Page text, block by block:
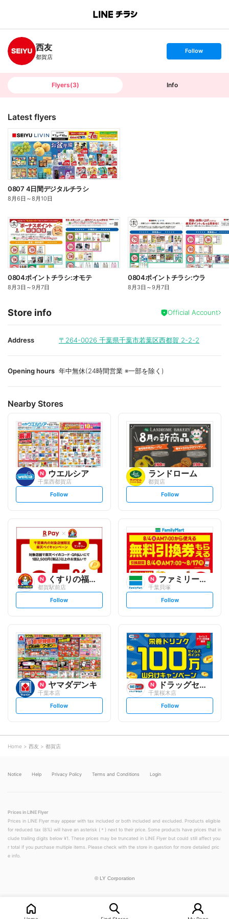
B
n
c
h
T
西友
都賀店
s
t
o
Follow
Flyers(3) Info
Latest flyers
0807 4日間デジタルチラシ
8月6日 ～8月10日
0804ポイントチラシ:オモテ
8月3日 ～9月7日
0804ポイントチラシ:ウラ
8月3日 ～9月7日
Store info Official Account
Address 〒264-0026 千葉県千葉市若葉区西都賀 2-2-2
Opening hours 年中無休(24時間営業 ※一部を除く)
Nearby Stores
ウエルシア
千葉西都賀店
s
t
l
o
w
Follow
ランドローム
都賀店
s
t
l
o
w
Follow
くすりの福太郎
都賀駅前店
s
t
l
o
w
Follow
ファミリーマート
千葉貝塚
s
t
l
o
w
Follow
ヤマダデンキ
千葉本店
s
t
o
w
Follow
ドラッグセイムス
千葉桜木店
s
t
Follow
Home 西友 都賀店
Notice Help Privacy Policy Terms and Conditions Login
Prices in LINE Flyer
Prices in LINE Flyer may appear with tax included or both included and excluded. Products eligible
for reduced tax (8%) will have an asterisk (＊) next to their price. Some products have prices that in
clude trailing digits below ¥1. These prices may be truncated in LINE Flyer but could still affect you
r total if you purchase multiple items. Please check with the store in question for more detailed pric
e info.
© LY Corporation